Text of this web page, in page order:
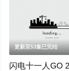
更新至53集已完结
闪电十一人GO